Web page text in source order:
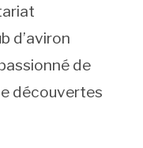
d’aviron
de
découvertes